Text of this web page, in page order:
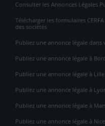
Consulter les Annonces Légales
Télécharger les formulaires
des sociétés
Publiez une annonce légale dans
Publiez une annonce légale à
Publiez une annonce légale à Lille
Publiez une annonce légale à
Publiez une annonce légale à
Publiez une annonce légale à Nice